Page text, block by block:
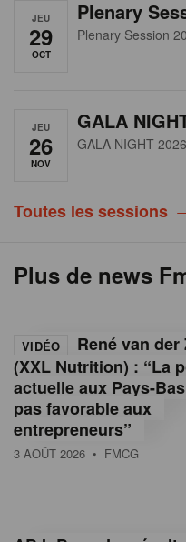
JEU
29
OCT
Plenary
Plenary Session
JEU
26
NOV
GALA
GALA NIGHT 2026
Toutes les sessions
Plus de news
VIDÉO
René van der
(XXL Nutrition) : “La
actuelle aux Pays-
pas favorable aux
entrepreneurs”
3 AOÛT 2026 • FMCG